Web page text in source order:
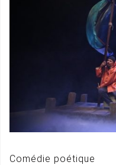
Comédie poétique